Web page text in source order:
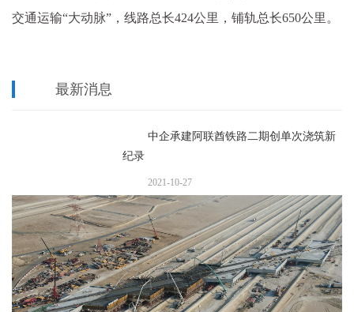
交通运输“大动脉”，线路总长424公里，铺轨总长650公里。
最新消息
中企承建阿联酋铁路二期创单次浇筑新
纪录
2021-10-27